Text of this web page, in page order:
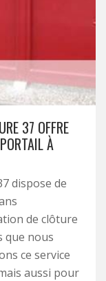
37 OFFRE
À
dispose de
de clôture
que nous
ce service
aussi pour